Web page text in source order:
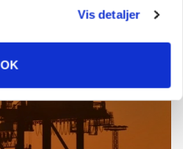
Vis detaljer
OK